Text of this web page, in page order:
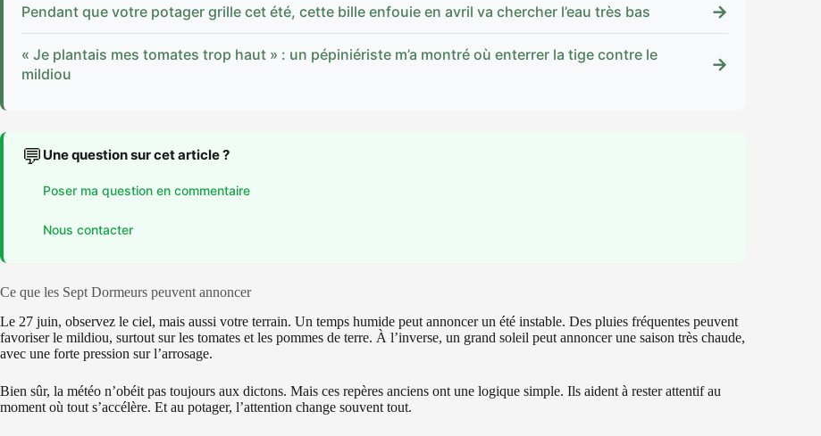
Pendant que votre potager grille cet été, cette bille enfouie en avril va chercher l’eau très bas →
« Je plantais mes tomates trop haut » : un pépiniériste m’a montré où enterrer la tige contre le
mildiou
→
💬 Une question sur cet article ?
Poser ma question en commentaire
Nous contacter
Ce que les Sept Dormeurs peuvent annoncer
Le 27 juin, observez le ciel, mais aussi votre terrain. Un temps humide peut annoncer un été instable. Des pluies fréquentes peuvent
favoriser le mildiou, surtout sur les tomates et les pommes de terre. À l’inverse, un grand soleil peut annoncer une saison très chaude,
avec une forte pression sur l’arrosage.
Bien sûr, la météo n’obéit pas toujours aux dictons. Mais ces repères anciens ont une logique simple. Ils aident à rester attentif au
moment où tout s’accélère. Et au potager, l’attention change souvent tout.